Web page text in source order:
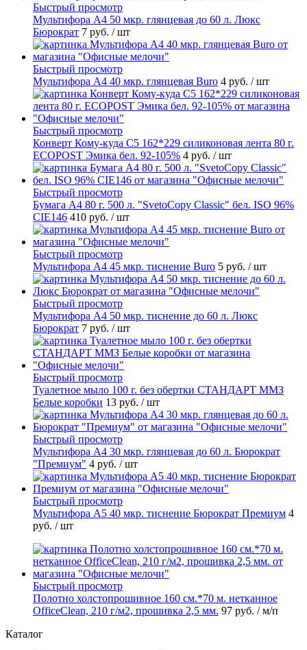
Быстрый просмотр
Мультифора А4 50 мкр. глянцевая до 60 л. Люкс
Бюрократ 7 руб. / шт
Быстрый просмотр
Мультифора А4 40 мкр. глянцевая Buro 4 руб. / шт
Быстрый просмотр
Конверт Кому-куда С5 162*229 силиконовая лента 80 г.
ECOPOST Эмика бел. 92-105% 4 руб. / шт
Быстрый просмотр
Бумага А4 80 г. 500 л. "SvetoCopy Classic" бел. ISO 96%
CIE146 410 руб. / шт
Быстрый просмотр
Мультифора А4 45 мкр. тиснение Buro 5 руб. / шт
Быстрый просмотр
Мультифора А4 50 мкр. тиснение до 60 л. Люкс
Бюрократ 7 руб. / шт
Быстрый просмотр
Туалетное мыло 100 г. без обертки СТАНДАРТ ММЗ
Белые коробки 13 руб. / шт
Быстрый просмотр
Мультифора А4 30 мкр. глянцевая до 60 л. Бюрократ
"Премиум" 4 руб. / шт
Быстрый просмотр
Мультифора А5 40 мкр. тиснение Бюрократ Премиум 4
руб. / шт
Быстрый просмотр
Полотно холстопрошивное 160 см.*70 м. нетканное
OfficeClean, 210 г/м2, прошивка 2,5 мм. 97 руб. / м/п
Каталог